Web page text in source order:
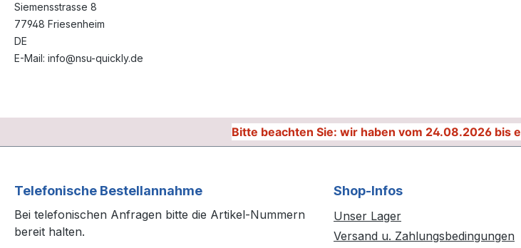
Siemensstrasse 8
77948 Friesenheim
DE
E-Mail: info@nsu-quickly.de
Bitte beachten Sie: wir haben vom 24.08.2026 bis
Telefonische Bestellannahme
Bei telefonischen Anfragen bitte die Artikel-Nummern
bereit halten.
Shop-Infos
Unser Lager
Versand u. Zahlungsbedingungen